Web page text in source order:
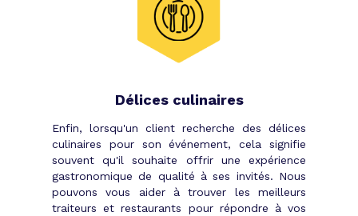
Délices culinaires
Enfin, lorsqu'un client recherche des délices
culinaires pour son événement, cela signifie
souvent qu'il souhaite offrir une expérience
gastronomique de qualité à ses invités. Nous
pouvons vous aider à trouver les meilleurs
traiteurs et restaurants pour répondre à vos